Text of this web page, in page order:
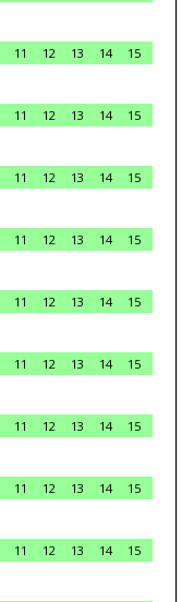
11 12 13 14
15
11 12 13 14
15
11 12 13 14
15
11 12 13 14
15
11 12 13 14
15
11 12 13 14
15
11 12 13 14
15
11 12 13 14
15
11 12 13 14
15